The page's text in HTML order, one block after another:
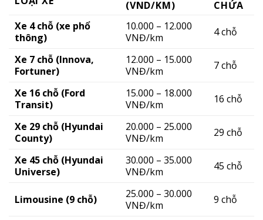
(VND/KM)
CHỨA
Xe 4 chỗ (xe phổ
thông)
10.000 – 12.000
VNĐ/km
4 chỗ
Xe 7 chỗ (Innova,
Fortuner)
12.000 – 15.000
VNĐ/km
7 chỗ
Xe 16 chỗ (Ford
Transit)
15.000 – 18.000
VNĐ/km
16 chỗ
Xe 29 chỗ (Hyundai
County)
20.000 – 25.000
VNĐ/km
29 chỗ
Xe 45 chỗ (Hyundai
Universe)
30.000 – 35.000
VNĐ/km
45 chỗ
Limousine (9 chỗ)
25.000 – 30.000
VNĐ/km
9 chỗ